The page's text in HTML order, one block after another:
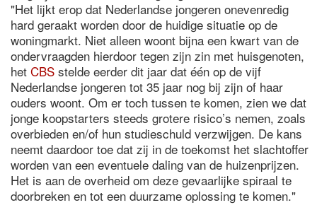
"Het lijkt erop dat Nederlandse jongeren onevenredig
hard geraakt worden door de huidige situatie op de
woningmarkt. Niet alleen woont bijna een kwart van de
ondervraagden hierdoor tegen zijn zin met huisgenoten,
het CBS stelde eerder dit jaar dat één op de vijf
Nederlandse jongeren tot 35 jaar nog bij zijn of haar
ouders woont. Om er toch tussen te komen, zien we dat
jonge koopstarters steeds grotere risico’s nemen, zoals
overbieden en/of hun studieschuld verzwijgen. De kans
neemt daardoor toe dat zij in de toekomst het slachtoffer
worden van een eventuele daling van de huizenprijzen.
Het is aan de overheid om deze gevaarlijke spiraal te
doorbreken en tot een duurzame oplossing te komen."